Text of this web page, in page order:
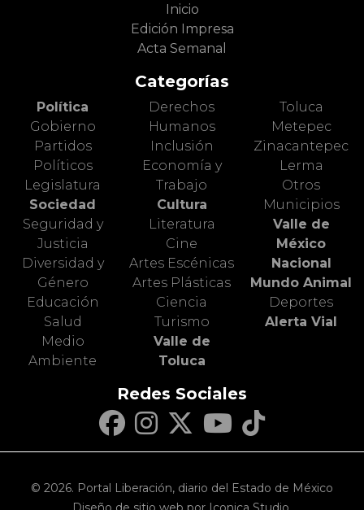
Inicio
Edición Impresa
Acta Semanal
Categorías
Política
Gobierno
Partidos
Políticos
Legislatura
Sociedad
Seguridad y
Justicia
Diversidad y
Género
Educación
Salud
Medio
Ambiente
Derechos
Humanos
Inclusión
Economía y
Trabajo
Cultura
Literatura
Cine
Artes Escénicas
Artes Plásticas
Ciencia
Turismo
Valle de
Toluca
Toluca
Metepec
Zinacantepec
Lerma
Otros
Municipios
Valle de
México
Nacional
Mundo Animal
Deportes
Alerta Vial
Redes Sociales
© 2026. Portal Liberación, diario del Estado de México